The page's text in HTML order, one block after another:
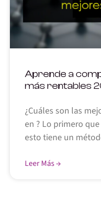
Aprende a
más rentables
¿Cuáles son las
en ? Lo primero
esto tiene un
Leer Más →